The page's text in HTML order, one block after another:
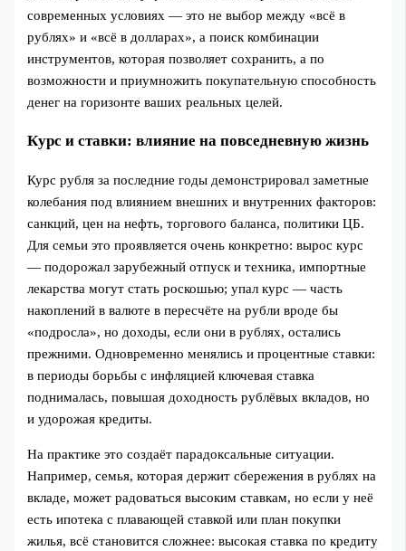
современных условиях — это не выбор между «всё в
рублях» и «всё в долларах», а поиск комбинации
инструментов, которая позволяет сохранить, а по
возможности и приумножить покупательную способность
денег на горизонте ваших реальных целей.
Курс и ставки: влияние на повседневную жизнь
Курс рубля за последние годы демонстрировал заметные
колебания под влиянием внешних и внутренних факторов:
санкций, цен на нефть, торгового баланса, политики ЦБ.
Для семьи это проявляется очень конкретно: вырос курс
— подорожал зарубежный отпуск и техника, импортные
лекарства могут стать роскошью; упал курс — часть
накоплений в валюте в пересчёте на рубли вроде бы
«подросла», но доходы, если они в рублях, остались
прежними. Одновременно менялись и процентные ставки:
в периоды борьбы с инфляцией ключевая ставка
поднималась, повышая доходность рублёвых вкладов, но
и удорожая кредиты.
На практике это создаёт парадоксальные ситуации.
Например, семья, которая держит сбережения в рублях на
вкладе, может радоваться высоким ставкам, но если у неё
есть ипотека с плавающей ставкой или план покупки
жилья, всё становится сложнее: высокая ставка по кредиту